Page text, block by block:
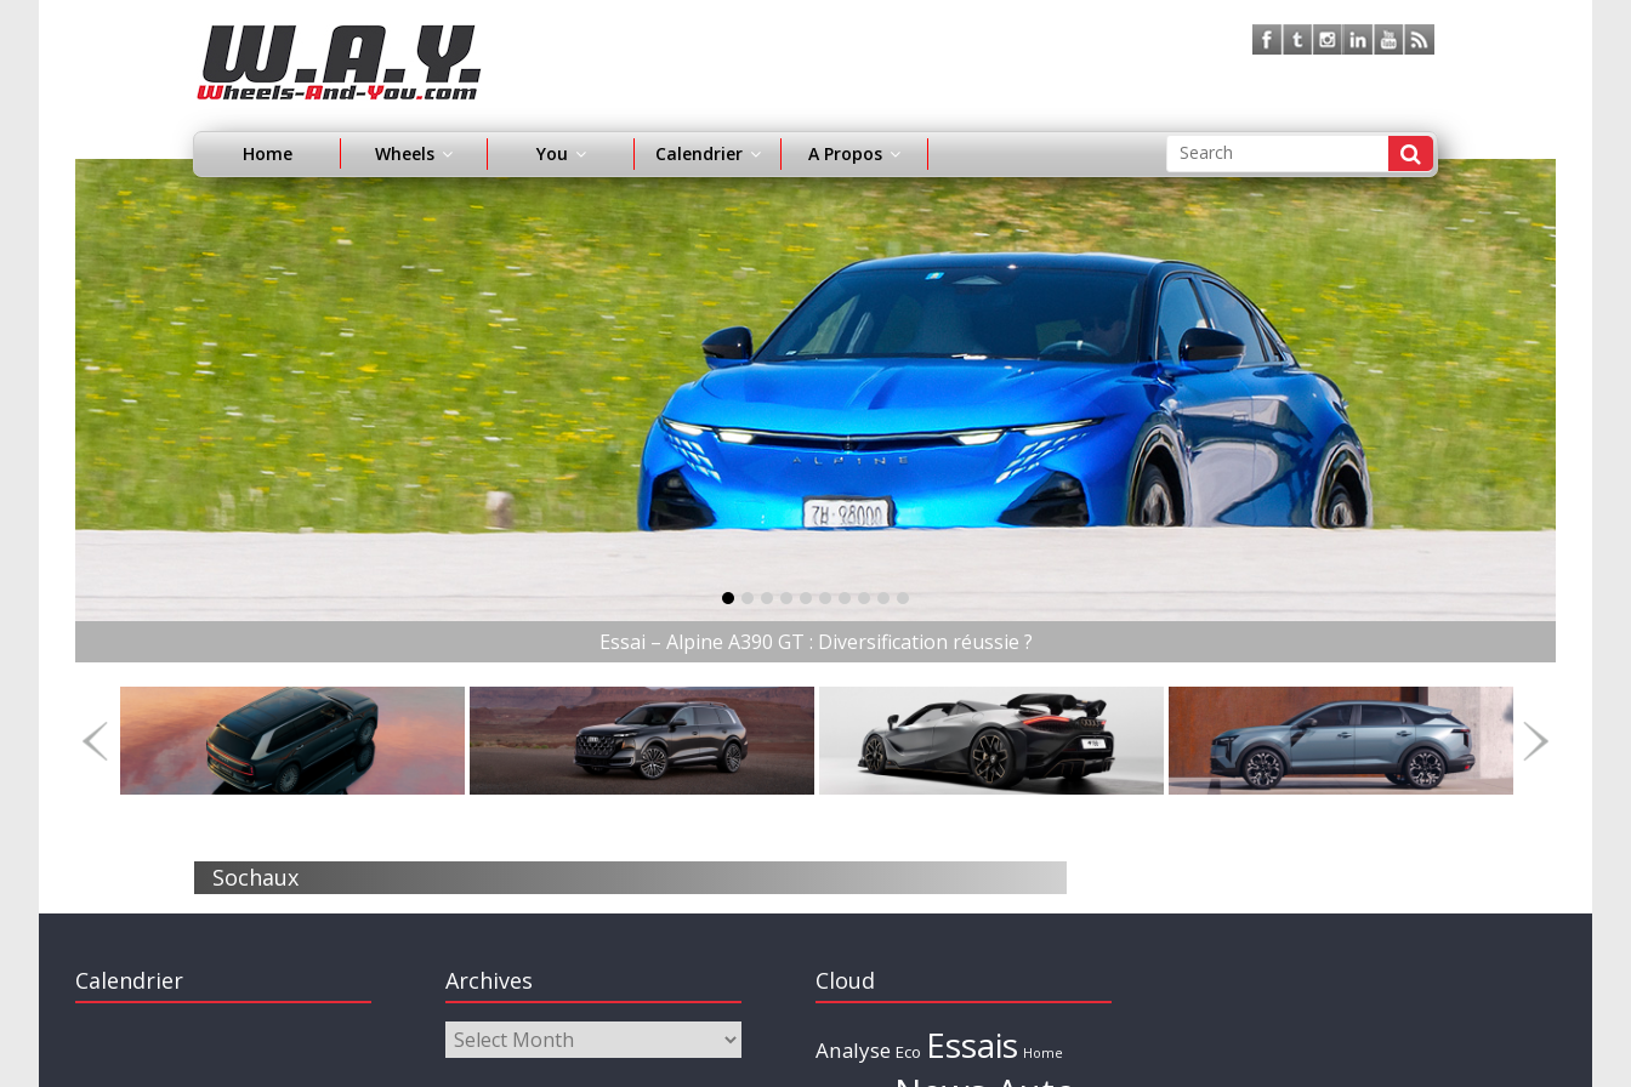
Home Wheels You Calendrier A Propos
Essai – Alpine A390 GT : Diversification réussie ?
item-0
item-1
item-2
item-3
item-4
item-5
item-6
item-7
item-8
Sochaux
Calendrier Archives Cloud
Analyse Eco Essais Home